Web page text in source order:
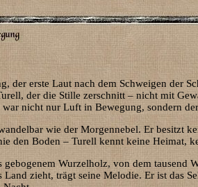
der erste Laut nach dem Schweigen der
der die Stille zerschnitt – nicht mit
nicht nur Luft in Bewegung, sondern
wie der Morgennebel. Er besitzt
den Boden – Turell kennt keine Heimat,
gebogenem Wurzelholz, von dem tausend
zieht, trägt seine Melodie. Er ist das